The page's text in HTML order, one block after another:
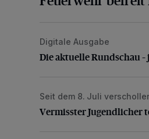
Die aktuelle Rundschau –
Digitale Ausgabe
Die aktuelle Rundschau
Vermisster Jugendlicher
Seit dem 8. Juli
Vermisster Jugendlicher